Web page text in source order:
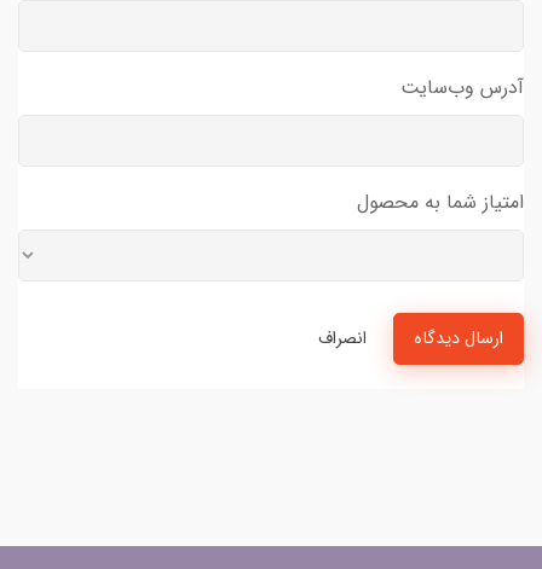
آدرس وب‌سایت
امتیاز شما به محصول
ارسال دیدگاه انصراف